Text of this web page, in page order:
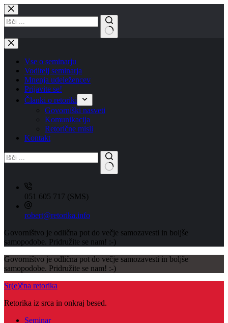
Skip
to
content
No
results
Vse o seminarju
Voditelj seminarja
Mnenja udeležencev
Prijavite se!
Članki o retoriki
Govorniški nasveti
Komunikacija
Retorične misli
Kontakt
051 605 717 (SMS)
robert@retorika.info
Govorništvo je odlična pot do večje samozavesti in boljše
samopodobe. Pridružite se nam! :-)
Govorništvo je odlična pot do večje samozavesti in boljše
samopodobe. Pridružite se nam! :-)
Sr(e)čna retorika
Retorika iz srca in onkraj besed.
Seminar